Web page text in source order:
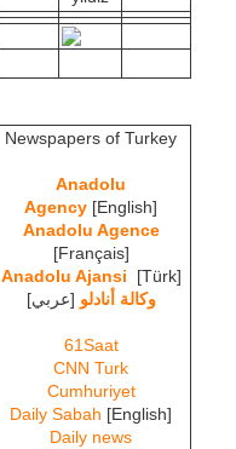
Newspapers of Turkey
Anadolu
Agency [English]
Anadolu Agence
[Français]
Anadolu Ajansi
[Türk]
وكالة أنادلو [عربي]
61Saat
CNN Turk
Cumhuriyet
Daily Sabah [English]
Daily news